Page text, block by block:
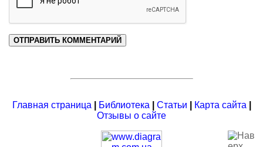
Главная страница Библиотека Статьи Карта сайта
Отзывы о сайте